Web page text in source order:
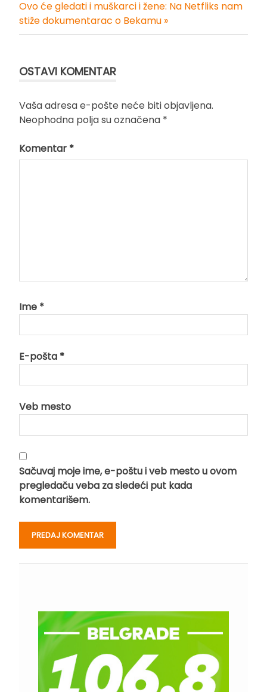
Ovo će gledati i muškarci i žene: Na Netfliks nam
stiže dokumentarac o Bekamu »
OSTAVI KOMENTAR
Vaša adresa e-pošte neće biti objavljena.
Neophodna polja su označena *
Komentar *
Ime *
E-pošta *
Veb mesto
Sačuvaj moje ime, e-poštu i veb mesto u ovom
pregledaču veba za sledeći put kada
komentarišem.